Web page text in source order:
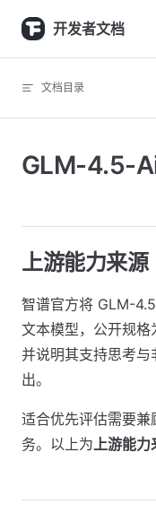
Skip to content
开发者文档
文档目录
GLM-4.5-
上游能力来源
智谱官方将 GLM-
文本模型，公开规格
并说明其支持思考
出。
适合优先评估需要
务。以上为上游能力